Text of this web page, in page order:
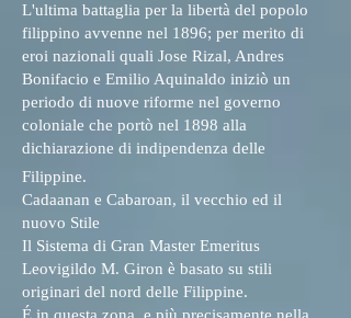
L'ultima battaglia per la libertà del popolo
filippino avvenne nel 1896; per merito di
eroi nazionali quali Jose Rizal, Andres
Bonifacio e Emilio Aquinaldo iniziò un
periodo di nuove riforme nel governo
coloniale che portò nel 1898 alla
dichiarazione di indipendenza delle
Filippine.
Cadaanan e Cabaroan, il vecchio ed il
nuovo Stile
Il Sistema di Gran Master Emeritus
Leovigildo M. Giron è basato su stili
originari del nord delle Filippine.